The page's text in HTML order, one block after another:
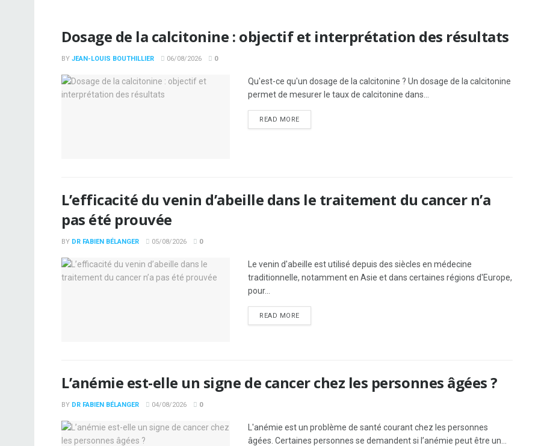
Dosage de la calcitonine : objectif et interprétation des résultats
BY JEAN-LOUIS BOUTHILLIER 06/08/2026 0
Qu'est-ce qu'un dosage de la calcitonine ? Un dosage de la calcitonine
permet de mesurer le taux de calcitonine dans...
READ MORE
L’efficacité du venin d’abeille dans le traitement du cancer n’a
pas été prouvée
BY DR FABIEN BÉLANGER 05/08/2026 0
Le venin d'abeille est utilisé depuis des siècles en médecine
traditionnelle, notamment en Asie et dans certaines régions d'Europe,
pour...
READ MORE
L’anémie est-elle un signe de cancer chez les personnes âgées ?
BY DR FABIEN BÉLANGER 04/08/2026 0
L'anémie est un problème de santé courant chez les personnes
âgées. Certaines personnes se demandent si l’anémie peut être un...